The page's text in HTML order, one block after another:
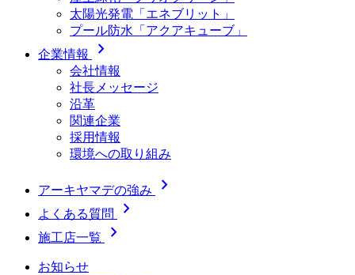
太陽光発電「エネブリット」
プール防水「アクアキューブ」
企業情報
chevron_right
会社情報
社長メッセージ
沿革
関連企業
採用情報
環境への取り組み
アーキヤマデの強み chevron_right
よくある質問 chevron_right
施工店一覧 chevron_right
お知らせ